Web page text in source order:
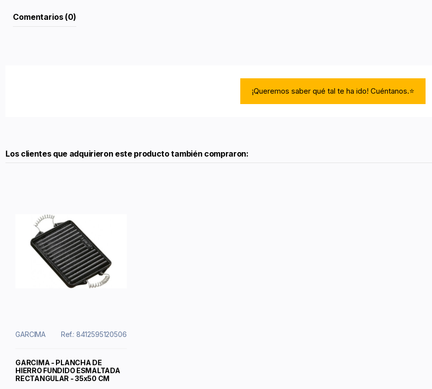
Comentarios (0)
¡Queremos saber qué tal te ha ido! Cuéntanos.⭐
Los clientes que adquirieron este producto también compraron:
GARCIMA Ref.: 8412595120506
GARCIMA - PLANCHA DE
HIERRO FUNDIDO ESMALTADA
RECTANGULAR - 35x50 CM